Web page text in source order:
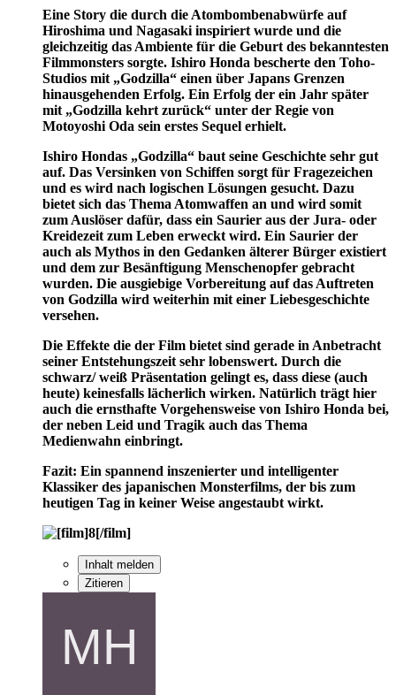
Eine Story die durch die Atombombenabwürfe auf
Hiroshima und Nagasaki inspiriert wurde und die
gleichzeitig das Ambiente für die Geburt des bekanntesten
Filmmonsters sorgte. Ishiro Honda bescherte den Toho-
Studios mit „Godzilla“ einen über Japans Grenzen
hinausgehenden Erfolg. Ein Erfolg der ein Jahr später
mit „Godzilla kehrt zurück“ unter der Regie von
Motoyoshi Oda sein erstes Sequel erhielt.
Ishiro Hondas „Godzilla“ baut seine Geschichte sehr gut
auf. Das Versinken von Schiffen sorgt für Fragezeichen
und es wird nach logischen Lösungen gesucht. Dazu
bietet sich das Thema Atomwaffen an und wird somit
zum Auslöser dafür, dass ein Saurier aus der Jura- oder
Kreidezeit zum Leben erweckt wird. Ein Saurier der
auch als Mythos in den Gedanken älterer Bürger existiert
und dem zur Besänftigung Menschenopfer gebracht
wurden. Die ausgiebige Vorbereitung auf das Auftreten
von Godzilla wird weiterhin mit einer Liebesgeschichte
versehen.
Die Effekte die der Film bietet sind gerade in Anbetracht
seiner Entstehungszeit sehr lobenswert. Durch die
schwarz/ weiß Präsentation gelingt es, dass diese (auch
heute) keinesfalls lächerlich wirken. Natürlich trägt hier
auch die ernsthafte Vorgehensweise von Ishiro Honda bei,
der neben Leid und Tragik auch das Thema
Medienwahn einbringt.
Fazit: Ein spannend inszenierter und intelligenter
Klassiker des japanischen Monsterfilms, der bis zum
heutigen Tag in keiner Weise angestaubt wirkt.
Inhalt melden
Zitieren